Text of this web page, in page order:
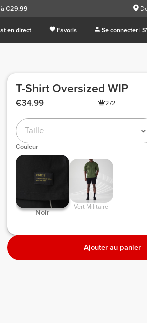
à €29.99
en direct Favoris Se connecter |
T-Shirt Oversized WIP
€34.99 272
Taille
Couleur
Noir
Vert Militaire
Ajouter au panier